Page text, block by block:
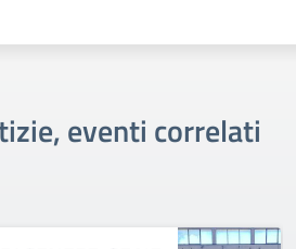
eventi correlati